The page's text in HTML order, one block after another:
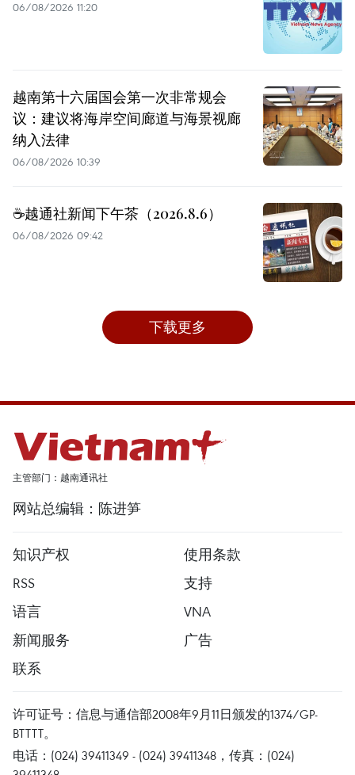
06/08/2026 11:20
越南第十六届国会第一次非常规会
议：建议将海岸空间廊道与海景视廊
纳入法律
06/08/2026 10:39
☕️越通社新闻下午茶（2026.8.6）
06/08/2026 09:42
下载更多
主管部门：越南通讯社
网站总编辑：陈进笋
知识产权
使用条款
RSS
支持
语言
VNA
新闻服务
广告
联系
许可证号：信息与通信部2008年9月11日颁发的1374/GP-
BTTTT。
电话：(024) 39411349 - (024) 39411348，传真：(024)